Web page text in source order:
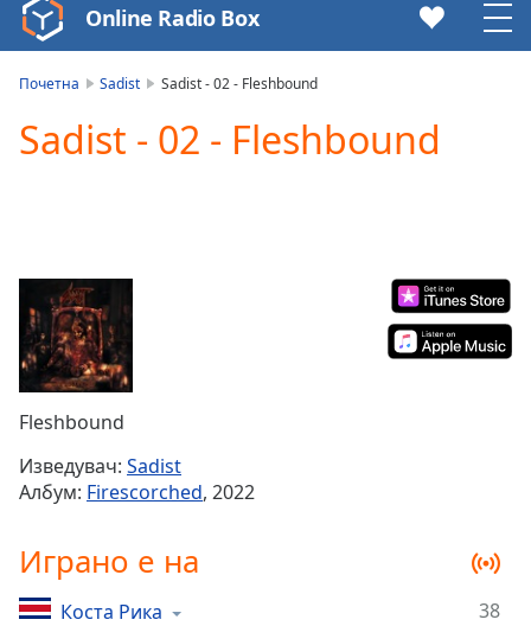
Video
Player
Play
Video
Current
Time0:00
Duration-:-
Loaded:
Stream
TypeLIVE
live,
currently
behind
liveLIVE
Online Radio Box
Почетна Sadist Sadist - 02 - Fleshbound
Sadist - 02 - Fleshbound
Fleshbound
Изведувач: Sadist
Албум: Firescorched, 2022
Играно е на
Коста Рика 38